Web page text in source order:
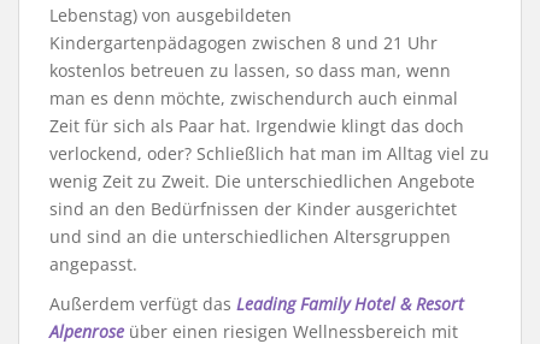
Lebenstag) von ausgebildeten
Kindergartenpädagogen zwischen 8 und 21 Uhr
kostenlos betreuen zu lassen, so dass man, wenn
man es denn möchte, zwischendurch auch einmal
Zeit für sich als Paar hat. Irgendwie klingt das doch
verlockend, oder? Schließlich hat man im Alltag viel zu
wenig Zeit zu Zweit. Die unterschiedlichen Angebote
sind an den Bedürfnissen der Kinder ausgerichtet
und sind an die unterschiedlichen Altersgruppen
angepasst.
Außerdem verfügt das Leading Family Hotel & Resort
Alpenrose über einen riesigen Wellnessbereich mit